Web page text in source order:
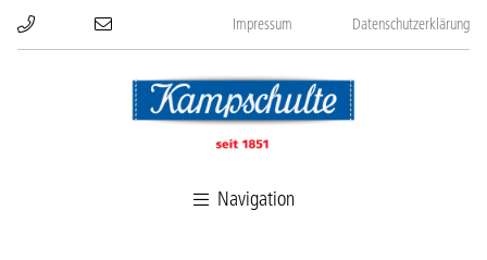
Impressum Datenschutzerklärung
Navigation